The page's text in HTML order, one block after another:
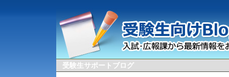
受験生サポートブログ